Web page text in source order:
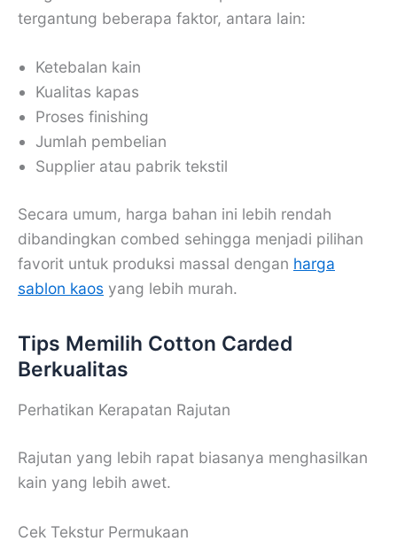
tergantung beberapa faktor, antara lain:
Ketebalan kain
Kualitas kapas
Proses finishing
Jumlah pembelian
Supplier atau pabrik tekstil
Secara umum, harga bahan ini lebih rendah
dibandingkan combed sehingga menjadi pilihan
favorit untuk produksi massal dengan harga
sablon kaos yang lebih murah.
Tips Memilih Cotton Carded
Berkualitas
Perhatikan Kerapatan Rajutan
Rajutan yang lebih rapat biasanya menghasilkan
kain yang lebih awet.
Cek Tekstur Permukaan